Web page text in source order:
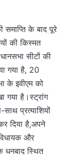
के बाद पूरे
की किस्मत
सीटों की
गया है, 20
के इवीएम को
गया है।स्ट्रांग
प्रत्याशियों
दिया है,अपने
और
धनबाद स्थित